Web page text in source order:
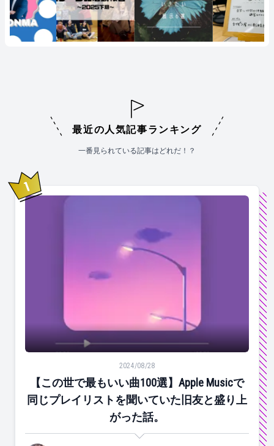
最近の人気記事ランキング
一番見られている記事はどれだ！？
1位
【この世で最もいい曲100選】Apple Musicで同じプレ
2024/08/28
【この世で最もいい曲100選】Apple Musicで
同じプレイリストを聞いていた旧友と盛り上
がった話。